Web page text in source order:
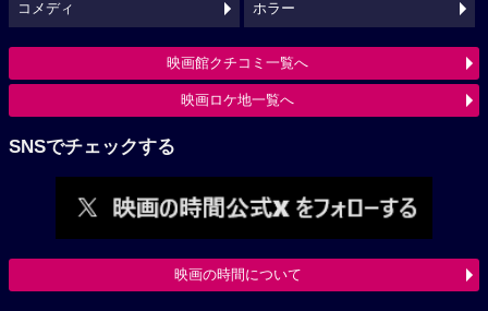
コメディ ホラー
映画館クチコミ一覧へ
映画ロケ地一覧へ
SNSでチェックする
映画の時間について